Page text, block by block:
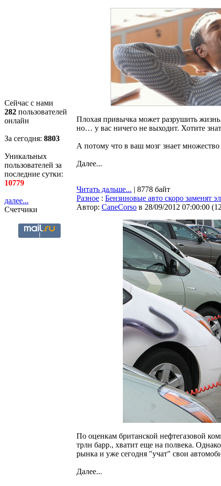
Сейчас с нами
282 пользователей
онлайн
За сегодня: 8804
Уникальных
пользователей за
последние сутки:
10779
далее...
Счетчики
Плохая привычка может разрушить
но… у вас ничего не выходит. Хотите
А потому что в ваш мозг знает
Далее...
Читать дальше... | 8778 байт
Разное : Бензиновые авто скоро заменят
Автор: CaneCorso в 28/09/2012 07:00:00 (
По оценкам британской нефтегазовой
трлн барр., хватит еще на полвека.
рынка и уже сегодня "учат" свои
Далее...